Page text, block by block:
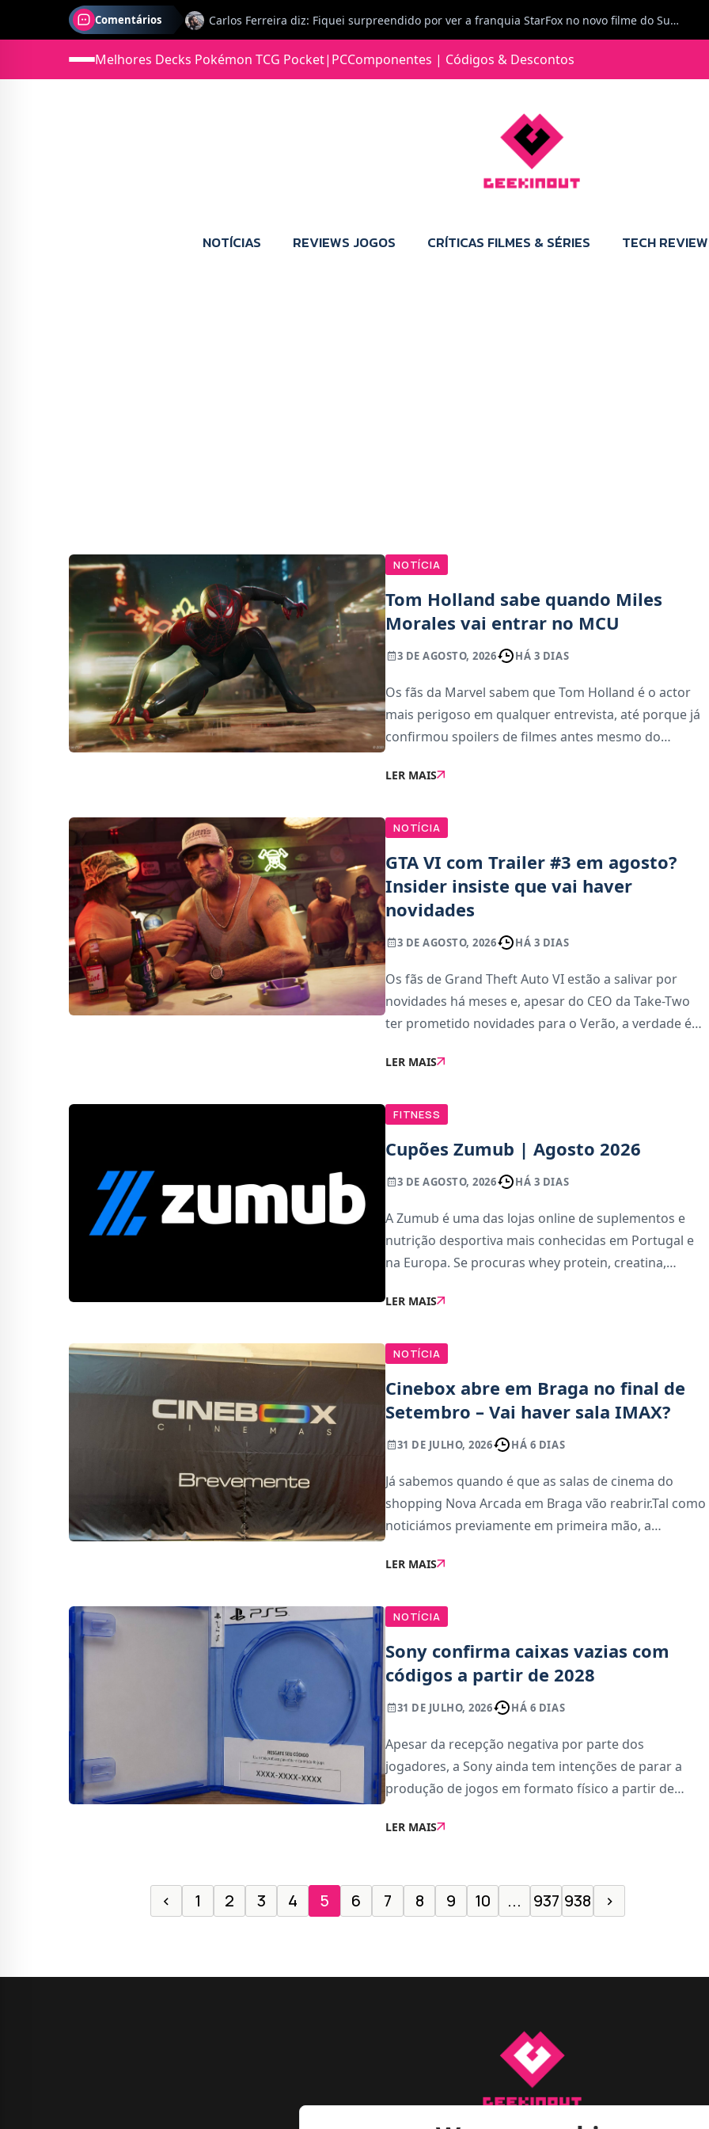
Comentários Carlos Ferreira diz: Fiquei surpreendido por ver a franquia StarFox no novo filme do Super Mario Galaxy - O filme. Boa! O tema de espaço está de novo na moda.
Jonas diz: Estou seriamente com vontade para comprar para a Switch 2 :P
Melhores Decks Pokémon TCG Pocket| PCComponentes | Códigos & Descontos
NOTÍCIAS REVIEWS JOGOS CRÍTICAS FILMES & SÉRIES TECH
NOTÍCIA
Tom Holland sabe quando Miles
Morales vai entrar no MCU
3 DE AGOSTO, 2026 HÁ 3 DIAS
Os fãs da Marvel sabem que Tom Holland é o actor
mais perigoso em qualquer entrevista, até porque já
confirmou spoilers de filmes antes mesmo do
forma controlada, mas suficiente para agitar a
LER MAIS
NOTÍCIA
GTA VI com Trailer #3 em agosto?
Insider insiste que vai haver
novidades
3 DE AGOSTO, 2026 HÁ 3 DIAS
Os fãs de Grand Theft Auto VI estão a salivar por
novidades há meses e, apesar do CEO da Take-Two
ter prometido novidades para o Verão, a verdade é
capa do jogo, confirmação de preço e algu
LER MAIS
FITNESS
Cupões Zumub | Agosto 2026
3 DE AGOSTO, 2026 HÁ 3 DIAS
A Zumub é uma das lojas online de suplementos e
nutrição desportiva mais conhecidas em Portugal e
na Europa. Se procuras whey protein, creatina,
maximizar os teus treinos, esta é uma das opç
LER MAIS
NOTÍCIA
Cinebox abre em Braga no final de
Setembro – Vai haver sala IMAX?
31 DE JULHO, 2026 HÁ 6 DIAS
Já sabemos quando é que as salas de cinema do
shopping Nova Arcada em Braga vão reabrir.Tal como
noticiámos previamente em primeira mão, a
do Nova Arcada em Braga, que previamente eram
LER MAIS
NOTÍCIA
Sony confirma caixas vazias com
códigos a partir de 2028
31 DE JULHO, 2026 HÁ 6 DIAS
Apesar da recepção negativa por parte dos
jogadores, a Sony ainda tem intenções de parar a
produção de jogos em formato físico a partir de
com os investidores, onde a empresa apresentou os
LER MAIS
‹ 1 2 3 4 5 6 7 8 9 10 ... 937 938 ›